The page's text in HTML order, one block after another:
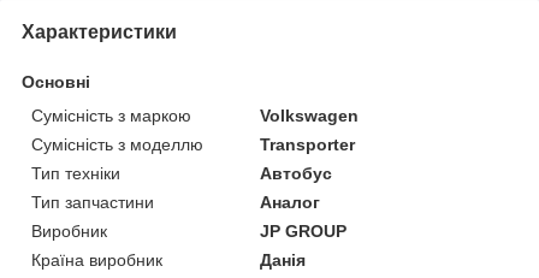
Характеристики
Основні
Сумісність з маркою
Volkswagen
Сумісність з моделлю
Transporter
Тип техніки
Автобус
Тип запчастини
Аналог
Виробник
JP GROUP
Країна виробник
Данія